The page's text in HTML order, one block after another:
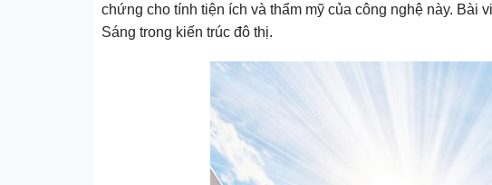
chứng cho tính tiện ích và thẩm mỹ của công nghệ này.
Sáng trong kiến trúc đô thị.